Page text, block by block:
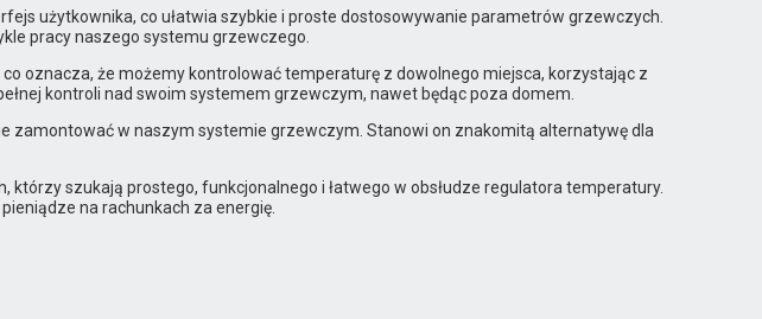
użytkownika, co ułatwia szybkie i proste dostosowywanie parametrów grzewczych.
pracy naszego systemu grzewczego.
oznacza, że możemy kontrolować temperaturę z dowolnego miejsca, korzystając z
kontroli nad swoim systemem grzewczym, nawet będąc poza domem.
zamontować w naszym systemie grzewczym. Stanowi on znakomitą alternatywę dla
którzy szukają prostego, funkcjonalnego i łatwego w obsłudze regulatora temperatury.
na rachunkach za energię.